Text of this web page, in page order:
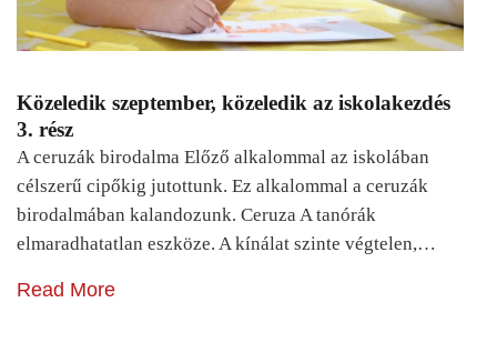
Közeledik szeptember, közeledik az iskolakezdés
3. rész
A ceruzák birodalma Előző alkalommal az iskolában
célszerű cipőkig jutottunk. Ez alkalommal a ceruzák
birodalmában kalandozunk. Ceruza A tanórák
elmaradhatatlan eszköze. A kínálat szinte végtelen,…
Read More